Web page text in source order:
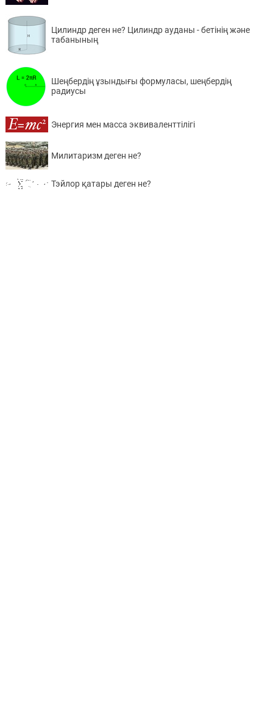
Цилиндр деген не? Цилиндр ауданы - бетінің және
табанының
Шеңбердің ұзындығы формуласы, шеңбердің
радиусы
Энергия мен масса эквиваленттілігі
Милитаризм деген не?
Тэйлор қатары деген не?